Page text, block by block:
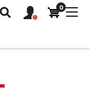
Keresés
Felhasználói
fiók
0